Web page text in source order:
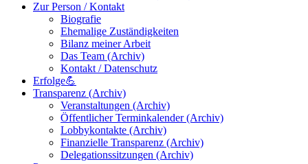
Zur Person / Kontakt
Biografie
Ehemalige Zuständigkeiten
Bilanz meiner Arbeit
Das Team (Archiv)
Kontakt / Datenschutz
Erfolge💪
Transparenz (Archiv)
Veranstaltungen (Archiv)
Öffentlicher Terminkalender (Archiv)
Lobbykontakte (Archiv)
Finanzielle Transparenz (Archiv)
Delegationssitzungen (Archiv)